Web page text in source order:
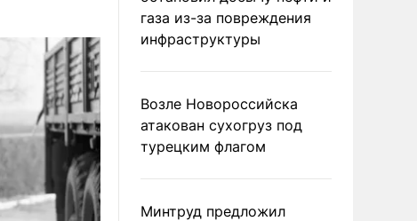
газа из-за повреждения
инфраструктуры
Возле Новороссийска
атакован сухогруз под
турецким флагом
Минтруд предложил